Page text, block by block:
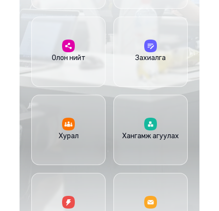
Олон нийт Захиалга
Хурал Хангамж агуулах